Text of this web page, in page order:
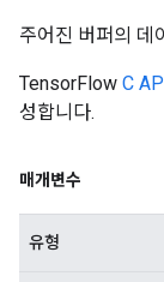
주어진 버퍼의 데
TensorFlow C
성합니다.
매개변수
유형